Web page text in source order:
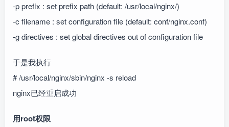
-p prefix : set prefix path (default: /usr/local/nginx/)
-c filename : set configuration file (default: conf/nginx.conf)
-g directives : set global directives out of configuration file
于是我执行
# /usr/local/nginx/sbin/nginx -s reload
nginx已经重启成功
用root权限